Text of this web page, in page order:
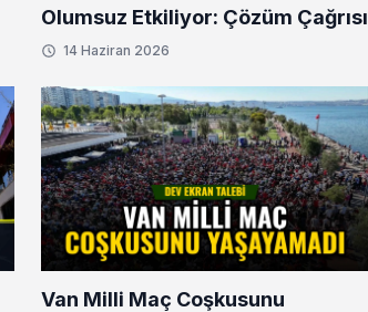
Olumsuz Etkiliyor: Çözüm Çağrısı
14 Haziran 2026
Van Milli Maç Coşkusunu